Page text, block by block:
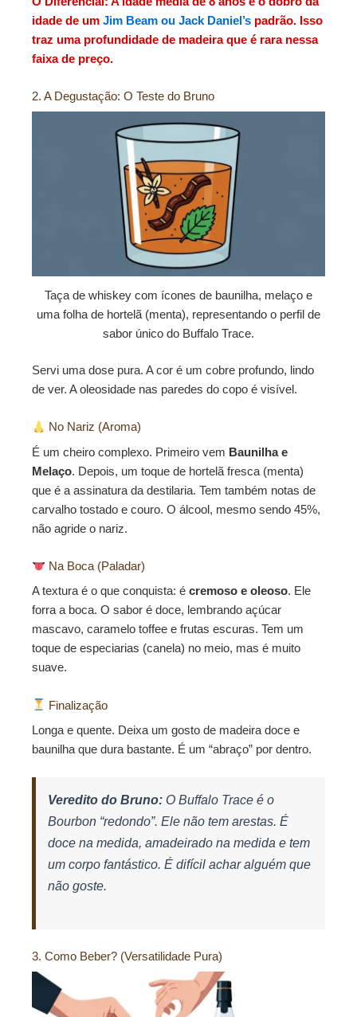
idade de um Jim Beam ou Jack Daniel’s padrão. Isso
traz uma profundidade de madeira que é rara nessa
faixa de preço.
2. A Degustação: O Teste do Bruno
Taça de whiskey com ícones de baunilha, melaço e
uma folha de hortelã (menta), representando o perfil de
sabor único do Buffalo Trace.
Servi uma dose pura. A cor é um cobre profundo, lindo
de ver. A oleosidade nas paredes do copo é visível.
No Nariz (Aroma)
É um cheiro complexo. Primeiro vem Baunilha e
Melaço. Depois, um toque de hortelã fresca (menta)
que é a assinatura da destilaria. Tem também notas de
carvalho tostado e couro. O álcool, mesmo sendo 45%,
não agride o nariz.
Na Boca (Paladar)
A textura é o que conquista: é cremoso e oleoso. Ele
forra a boca. O sabor é doce, lembrando açúcar
mascavo, caramelo toffee e frutas escuras. Tem um
toque de especiarias (canela) no meio, mas é muito
suave.
Finalização
Longa e quente. Deixa um gosto de madeira doce e
baunilha que dura bastante. É um “abraço” por dentro.
Veredito do Bruno: O Buffalo Trace é o
Bourbon “redondo”. Ele não tem arestas. É
doce na medida, amadeirado na medida e tem
um corpo fantástico. É difícil achar alguém que
não goste.
3. Como Beber? (Versatilidade Pura)